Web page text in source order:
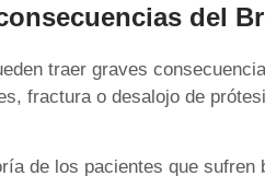
del
traer graves
fractura o desalojo de
de los pacientes que